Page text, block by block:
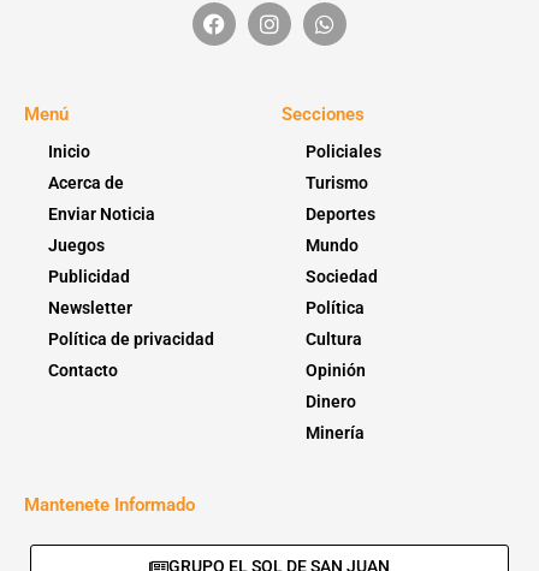
Menú
Inicio
Acerca de
Enviar Noticia
Juegos
Publicidad
Newsletter
Política de privacidad
Contacto
Secciones
Policiales
Turismo
Deportes
Mundo
Sociedad
Política
Cultura
Opinión
Dinero
Minería
Mantenete Informado
GRUPO EL SOL DE SAN JUAN